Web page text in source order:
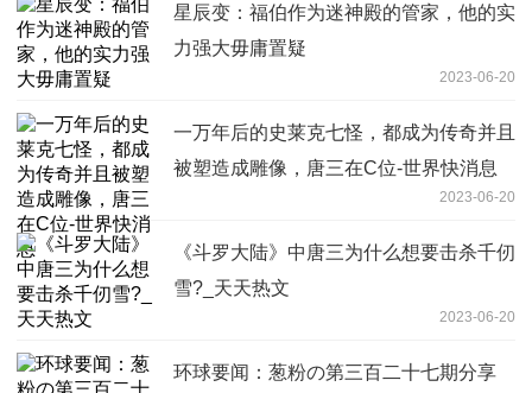
星辰变：福伯作为迷神殿的管家，他的实
力强大毋庸置疑
2023-06-20
一万年后的史莱克七怪，都成为传奇并且
被塑造成雕像，唐三在C位-世界快消息
2023-06-20
《斗罗大陆》中唐三为什么想要击杀千仞
雪?_天天热文
2023-06-20
环球要闻：葱粉の第三百二十七期分享